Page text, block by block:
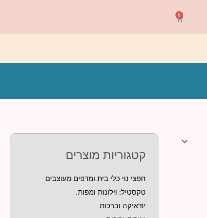
0
עגלת
קניות
קטגוריות מוצרים
חפצי נוי כלי בית ומדפים מעוצבים
טקסטיל: וילונות ומפות.
יודאיקה וברכות